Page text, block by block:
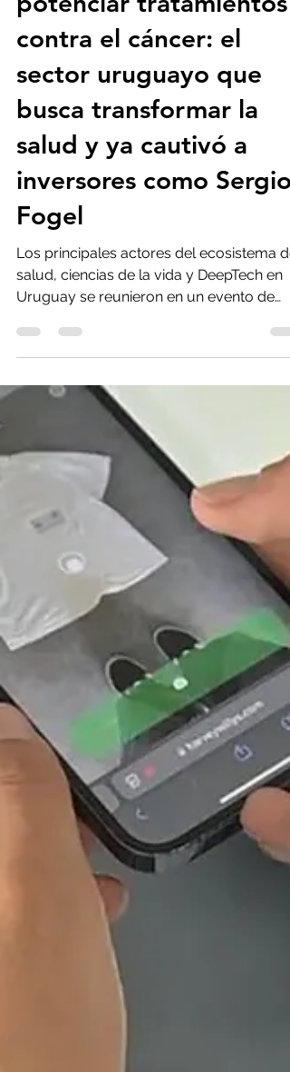
De acelerar la detección
del Alzheimer a
potenciar tratamientos
contra el cáncer: el
sector uruguayo que
busca transformar la
salud y ya cautivó a
inversores como Sergio
Fogel
Uruguay se reunieron en un evento de
Cubo para compartir tendencias, explorar
oportunidades de inversión y generar
conexiones La innovación está
profundamente la forma en que se
diagnostican enfermedades, se
tratamientos y se gestionan los sistemas
sanitarios. El crecimiento de startups
uruguayas como TellApp, Nanoprox,
Kinzbio y Eolo Pharma es una muestra de
ello y